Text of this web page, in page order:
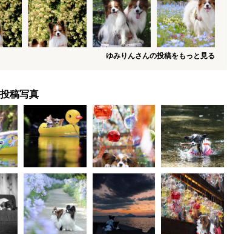
ゆみりんさんの投稿をもっと見る
稿写真